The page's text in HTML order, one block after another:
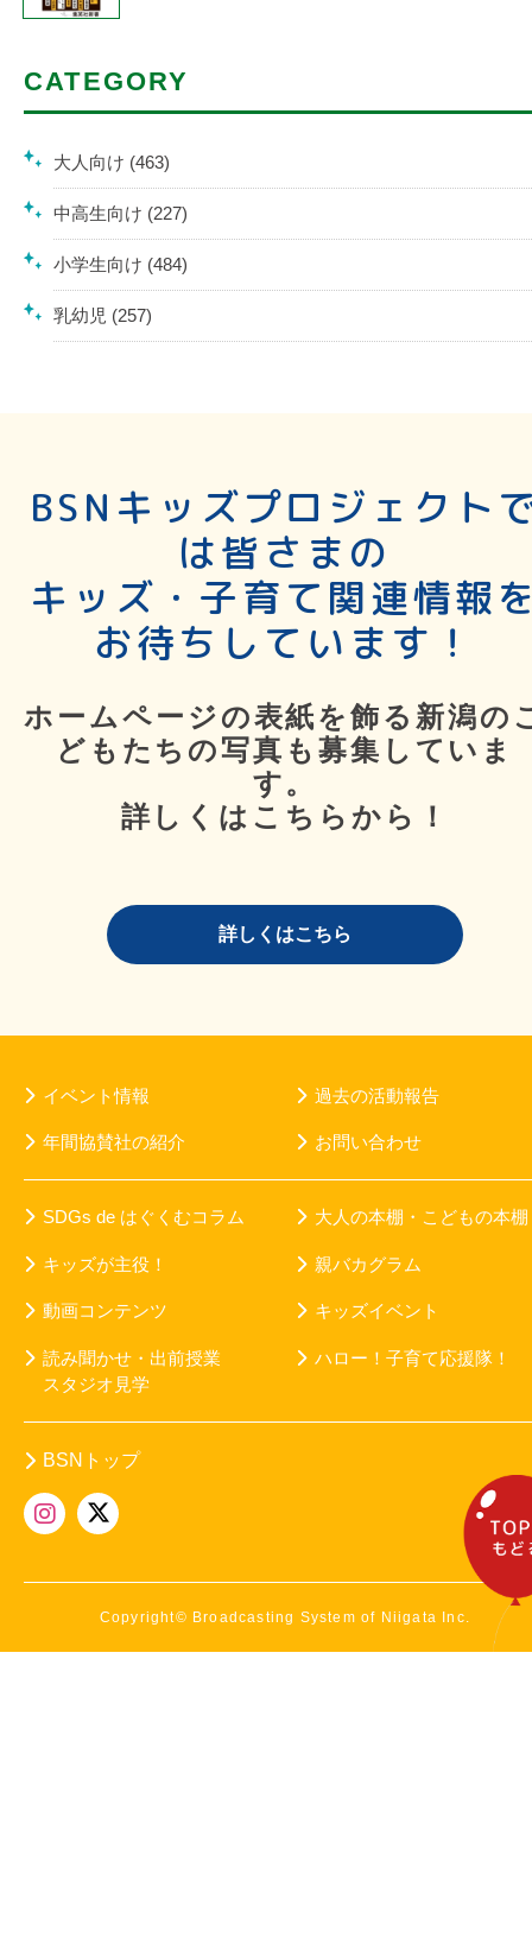
CATEGORY
大人向け (463)
中高生向け (227)
小学生向け (484)
乳幼児 (257)
BSNキッズプロジェクト
は皆さまの
キッズ・子育て関連情報
お待ちしています！
ホームページの表紙を飾る新潟の
どもたちの写真も募集していま
す。
詳しくはこちらから！
詳しくはこちら
イベント情報 過去の活動報告
年間協賛社の紹介 お問い合わせ
SDGs de はぐくむコラム 大人の本棚・こどもの本棚
キッズが主役！ 親バカグラム
動画コンテンツ キッズイベント
読み聞かせ・出前授業
スタジオ見学
ハロー！子育て応援隊！
BSNトップ
Copyright© Broadcasting System of Niigata Inc.